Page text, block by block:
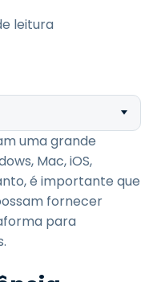
leitura
uma grande
Mac, iOS,
é importante que
fornecer
para